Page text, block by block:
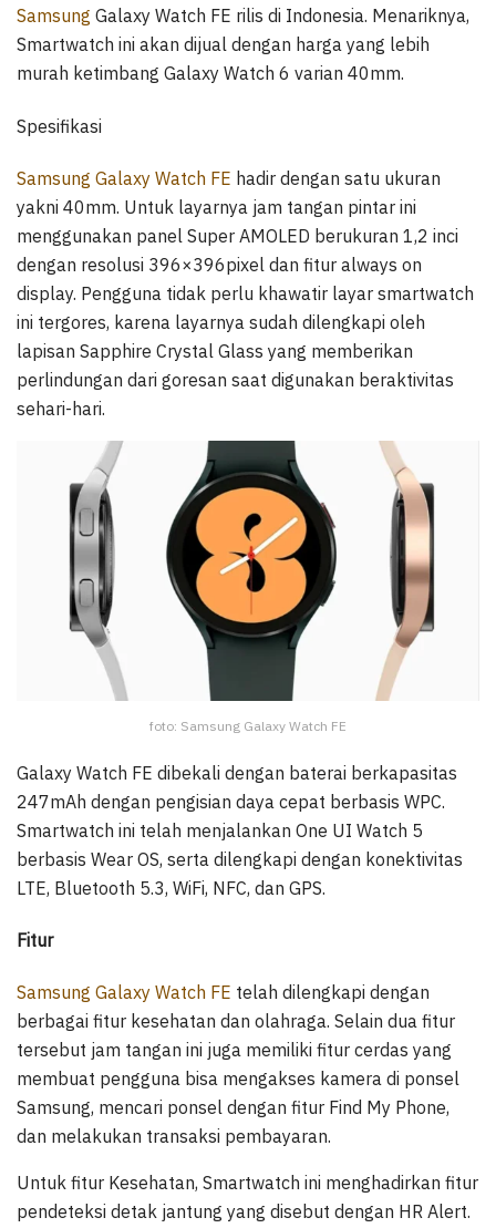
Samsung Galaxy Watch FE rilis di Indonesia. Menariknya,
Smartwatch ini akan dijual dengan harga yang lebih
murah ketimbang Galaxy Watch 6 varian 40mm.
Spesifikasi
Samsung Galaxy Watch FE hadir dengan satu ukuran
yakni 40mm. Untuk layarnya jam tangan pintar ini
menggunakan panel Super AMOLED berukuran 1,2 inci
dengan resolusi 396×396pixel dan fitur always on
display. Pengguna tidak perlu khawatir layar smartwatch
ini tergores, karena layarnya sudah dilengkapi oleh
lapisan Sapphire Crystal Glass yang memberikan
perlindungan dari goresan saat digunakan beraktivitas
sehari-hari.
foto: Samsung Galaxy Watch FE
Galaxy Watch FE dibekali dengan baterai berkapasitas
247mAh dengan pengisian daya cepat berbasis WPC.
Smartwatch ini telah menjalankan One UI Watch 5
berbasis Wear OS, serta dilengkapi dengan konektivitas
LTE, Bluetooth 5.3, WiFi, NFC, dan GPS.
Fitur
Samsung Galaxy Watch FE telah dilengkapi dengan
berbagai fitur kesehatan dan olahraga. Selain dua fitur
tersebut jam tangan ini juga memiliki fitur cerdas yang
membuat pengguna bisa mengakses kamera di ponsel
Samsung, mencari ponsel dengan fitur Find My Phone,
dan melakukan transaksi pembayaran.
Untuk fitur Kesehatan, Smartwatch ini menghadirkan fitur
pendeteksi detak jantung yang disebut dengan HR Alert.